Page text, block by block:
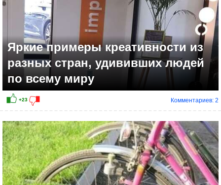
Яркие примеры креативности из
разных стран, удививших людей
по всему миру
Комментариев: 2